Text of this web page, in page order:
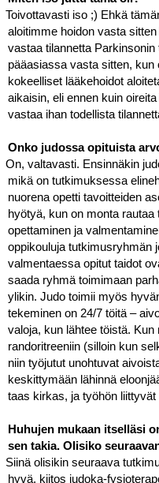
Toivottavasti iso ;) Ehkä
aloitimme hoidon vasta
vastaa tilannetta
pääasiassa vasta sitten, kun
kokeelliset lääkehoidot
aikaisin, eli ennen kuin
vastaa ihan todellista
Onko judossa opituista
On, valtavasti. Ensinnäkin
mikä on tutkimuksessa
nuorena opetti tavoitteiden
hyötyä, kun on monta
opettaminen ja
oppikouluja tutkimusryhmän
valmentaessa opitut taidot
saada ryhmä toimimaan
ylikin. Judo toimii myös
tekeminen on 24/7 töitä –
valoja, kun lähtee töistä.
randoritreeniin (silloin kun
niin työjutut unohtuvat
keskittymään lähinnä
taas kirkas, ja työhön
Huhujen mukaan itselläsi
sen takia. Olisiko
Siinä olisikin seuraava
hyvä, kiitos judoka-